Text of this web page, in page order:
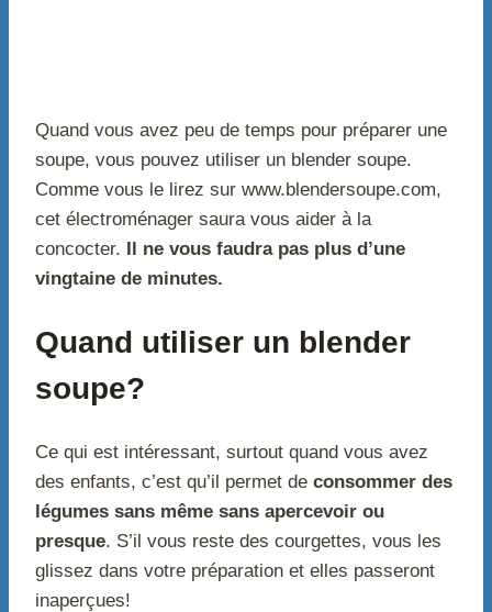
Quand vous avez peu de temps pour préparer une
soupe, vous pouvez utiliser un blender soupe.
Comme vous le lirez sur www.blendersoupe.com,
cet électroménager saura vous aider à la
concocter. Il ne vous faudra pas plus d’une
vingtaine de minutes.
Quand utiliser un blender
soupe?
Ce qui est intéressant, surtout quand vous avez
des enfants, c’est qu’il permet de consommer des
légumes sans même sans apercevoir ou
presque. S’il vous reste des courgettes, vous les
glissez dans votre préparation et elles passeront
inaperçues!